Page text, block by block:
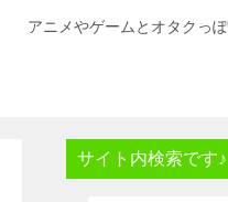
アニメやゲームとオタクっ
サイト内検索です♪